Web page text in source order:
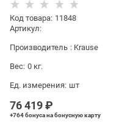
Код товара: 11848
Артикул:
Производитель : Krause
Вес: 0 кг.
Ед. измерения: шт
76 419 ₽
+764 бонусана бонусную карту